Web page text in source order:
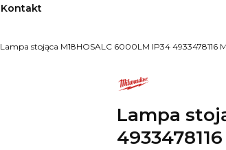
Kontakt
Lampa stojąca M18HOSALC 6000LM IP34 4933478116
Lampa